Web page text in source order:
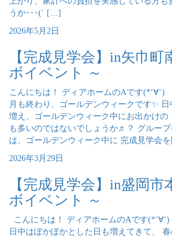
うか･･･(´ […]
2026年5月2日
【完成見学会】in矢巾町
ボイベント ～
こんにちは！ ディアホームのAです(*‘∀‘)
月も終わり、ゴールデンウィークです✨
増え、ゴールデンウィーク中にお出かけの
も多いのではないでしょうか♬？ グルー
は、ゴールデンウィーク中に 完成見学会
2026年3月29日
【完成見学会】in盛岡市
ボイベント ～
こんにちは！ ディアホームのAです
日中はぽかぽかとした日も増えてきて、